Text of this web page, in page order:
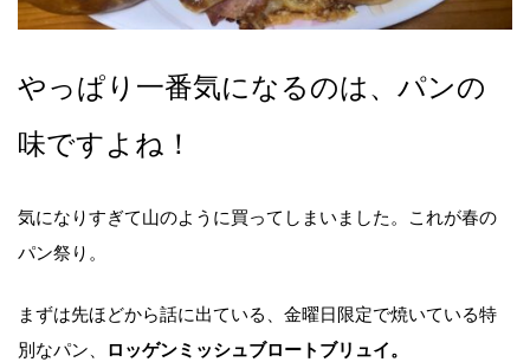
やっぱり一番気になるのは、パンの
味ですよね！
気になりすぎて山のように買ってしまいました。これが春の
パン祭り。
まずは先ほどから話に出ている、金曜日限定で焼いている特
別なパン、 ロッゲンミッシュブロートブリュイ。